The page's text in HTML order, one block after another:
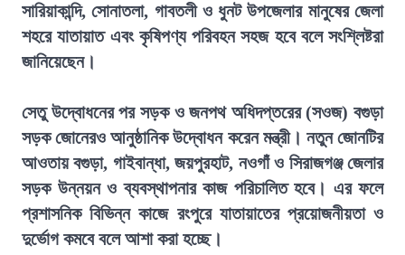
সারিয়াকান্দি, সোনাতলা, গাবতলী ও ধুনট উপজেলার মানুষের জেলা
শহরে যাতায়াত এবং কৃষিপণ্য পরিবহন সহজ হবে বলে সংশ্লিষ্টরা
জানিয়েছেন।
সেতু উদ্বোধনের পর সড়ক ও জনপথ অধিদপ্তরের (সওজ) বগুড়া
সড়ক জোনেরও আনুষ্ঠানিক উদ্বোধন করেন মন্ত্রী। নতুন জোনটির
আওতায় বগুড়া, গাইবান্ধা, জয়পুরহাট, নওগাঁ ও সিরাজগঞ্জ জেলার
সড়ক উন্নয়ন ও ব্যবস্থাপনার কাজ পরিচালিত হবে। এর ফলে
প্রশাসনিক বিভিন্ন কাজে রংপুরে যাতায়াতের প্রয়োজনীয়তা ও
দুর্ভোগ কমবে বলে আশা করা হচ্ছে।